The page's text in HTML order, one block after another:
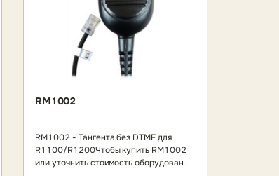
RM1002
RM1002 - Тангента без DTMF для
R1100/R1200Чтобы купить RM1002
или уточнить стоимость оборудован..